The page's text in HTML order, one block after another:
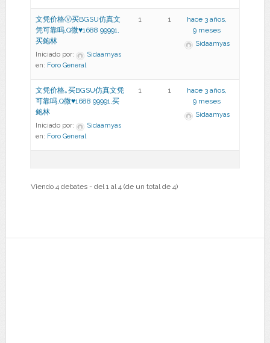
文凭价格ⓥ买BGSU仿真文
凭可靠吗,Q微♥1688 99991,
买鲍林
Iniciado por:
Sidaamyas
en: Foro General
1 1
hace 3 años,
9 meses
Sidaamyas
文凭价格｡买BGSU仿真文凭
可靠吗,Q微♥1688 99991,买
鲍林
Iniciado por:
Sidaamyas
en: Foro General
1 1
hace 3 años,
9 meses
Sidaamyas
Viendo 4 debates - del 1 al 4 (de un total de 4)